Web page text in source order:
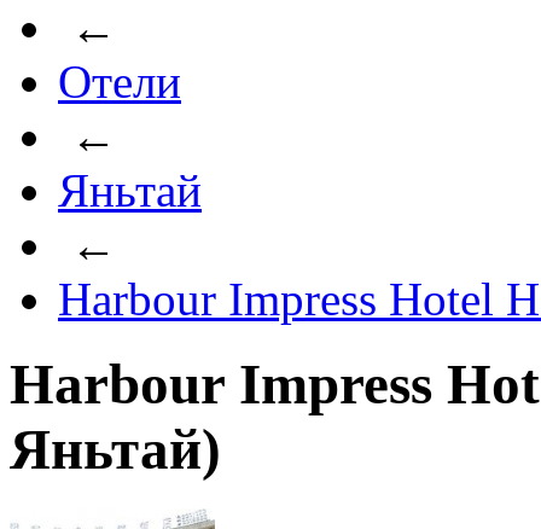
←
Отели
←
Яньтай
←
Harbour Impress Hotel
Harbour Impress
Яньтай)